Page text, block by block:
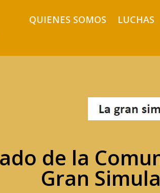
QUIENES SOMOS LUCHAS
de la
Gran